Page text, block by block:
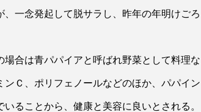
一念発起して脱サラし、昨年の年明けごろ
合は青パパイアと呼ばれ野菜として料理な
Ｃ、ポリフェノールなどのほか、パパイン
ることから、健康と美容に良いとされる。